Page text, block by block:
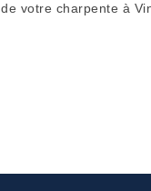
de votre charpente à